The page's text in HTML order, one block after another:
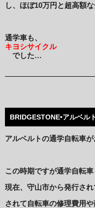
し、ほぼ10万円と超高額
通学車も、
キヨシサイクル
でした…
BRIDGESTONE•アルベル
アルベルトの通学自転車
この時期ですが通学自転
現在、守山市から発行さ
されて自転車の修理費用